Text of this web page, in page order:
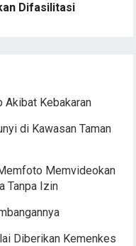
Difasilitasi
Akibat Kebakaran
di Kawasan Taman
Memvideokan
Tanpa Izin
Diberikan Kemenkes